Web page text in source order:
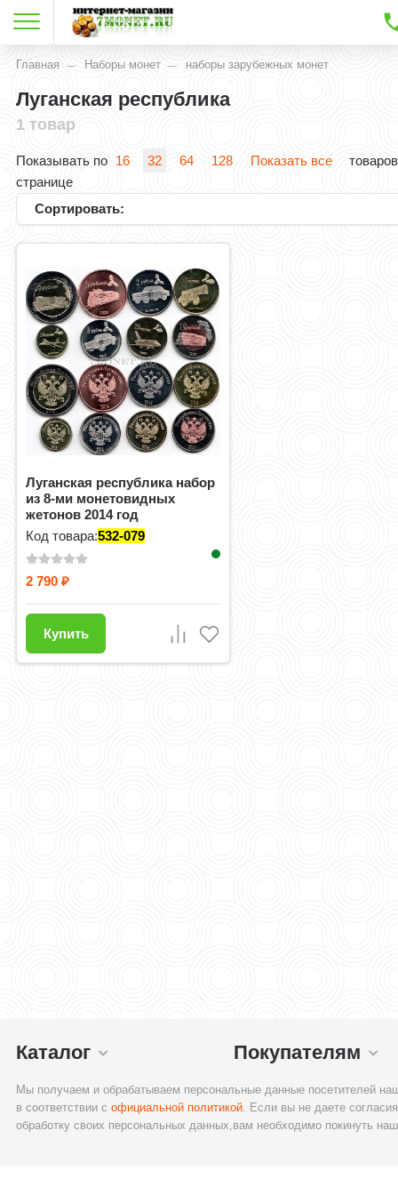
Главная Наборы монет наборы зарубежных монет
Луганская республика
1 товар
Показывать по 16 32 64 128 Показать все
странице
Сортировать:
Луганская республика набор
из 8-ми монетовидных
жетонов 2014 год
Код товара:532-079
2 790₽
Купить
Каталог Покупателям
Мы получаем и обрабатываем персональные данные посетителей
в соответствии софициальной политикой. Если вы не даете
обработку своих персональных данных,вам необходимо покинуть